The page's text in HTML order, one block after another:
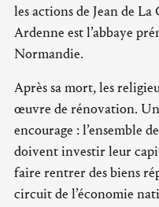
les actions de Jean de
Ardenne est l’abbaye
Normandie.
Après sa mort, les
œuvre de rénovation.
encourage : l’ensemble
doivent investir leur
faire rentrer des biens
circuit de l’économie